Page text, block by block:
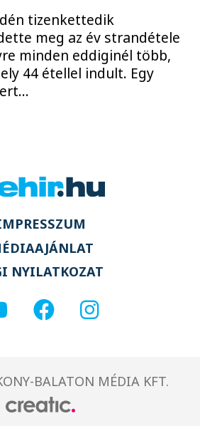
tizenkettedik
meg az év strandétele
minden eddiginél több,
44 étellel indult. Egy
NYILATKOZAT
BALATON MÉDIA KFT.